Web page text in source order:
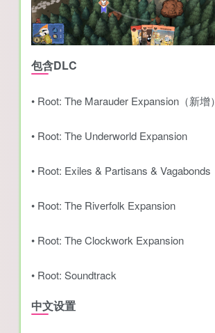
包含DLC
• Root: The Marauder Expansion（新增）
• Root: The Underworld Expansion
• Root: Exiles & Partisans & Vagabonds
• Root: The Riverfolk Expansion
• Root: The Clockwork Expansion
• Root: Soundtrack
中文设置